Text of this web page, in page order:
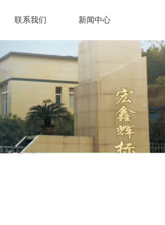
联系我们 新闻中心